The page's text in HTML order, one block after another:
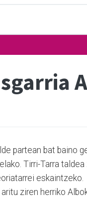
partean bat baino
Tirri-Tarra
eskaintzeko.
ziren herriko